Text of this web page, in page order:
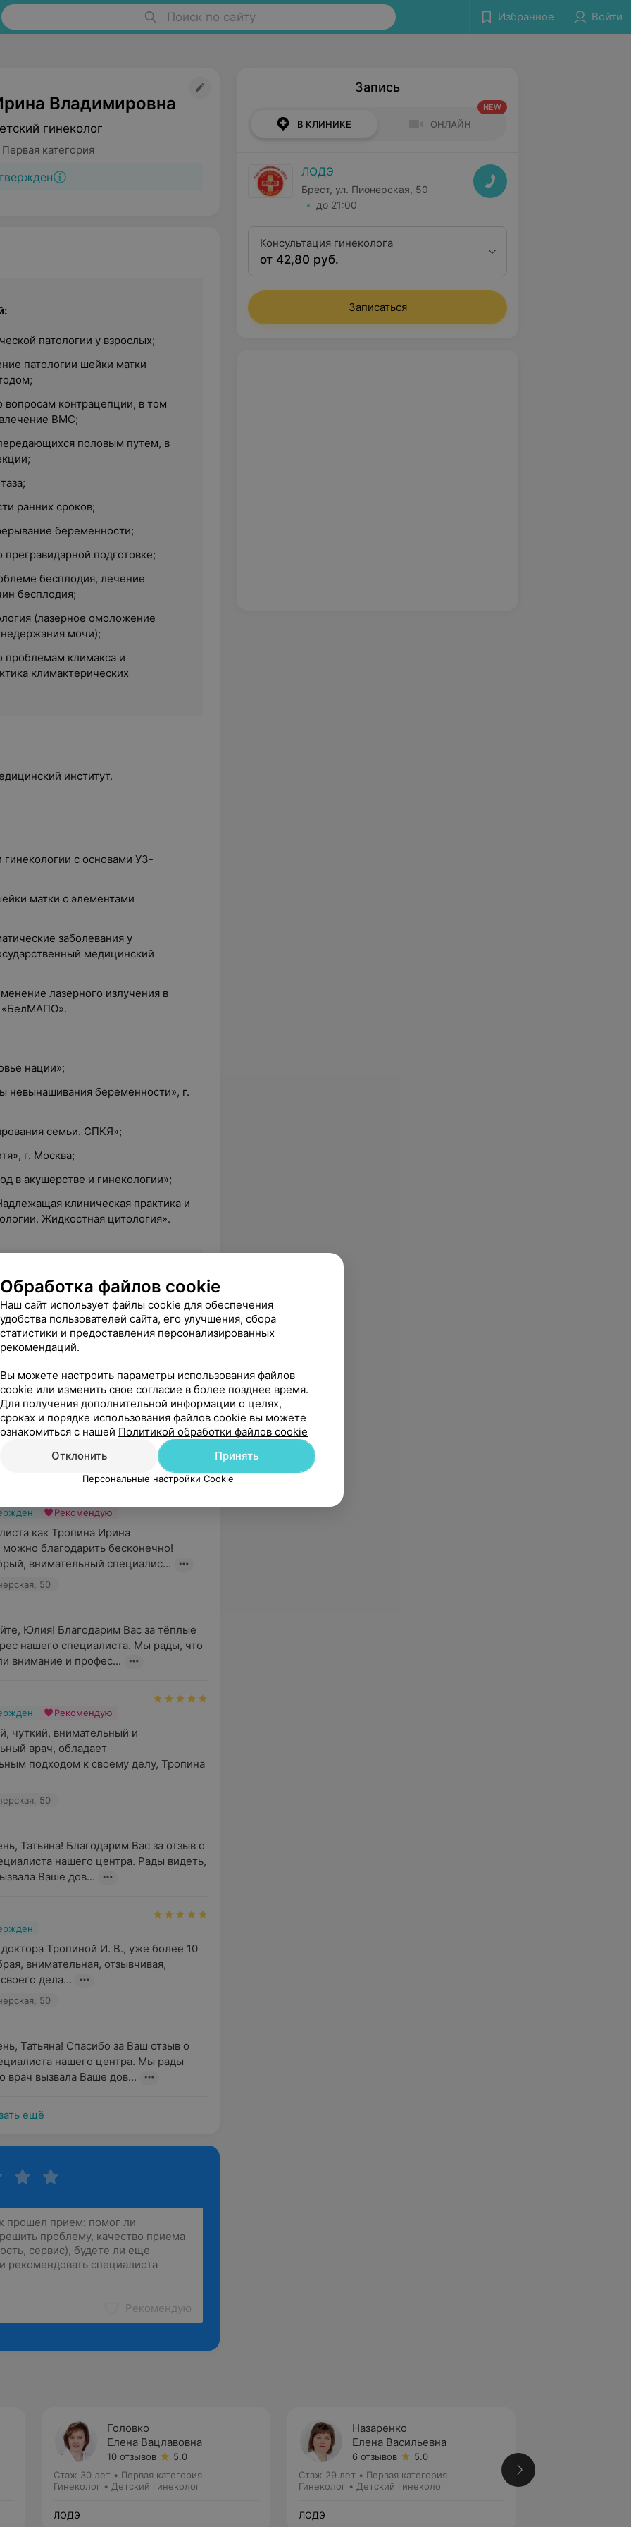
Поиск по сайту Избранное Войти
Владимировна
гинеколог
категория
патологии у взрослых;
патологии шейки матки
вопросам контрацепции, в том
ВМС;
половым путем, в
ранних сроков;
беременности;
прегравидарной подготовке;
бесплодия, лечение
бесплодия;
(лазерное омоложение
мочи);
проблемам климакса и
климактерических
институт.
гинекологии с основами УЗ-
матки с элементами
заболевания у
медицинский
лазерного излучения в
«БелМАПО».
нации»;
невынашивания беременности», г.
семьи. СПКЯ»;
г. Москва;
в акушерстве и гинекологии»;
клиническая практика и
Жидкостная цитология».
с применением
График работы врача
медицинского центра,
необходимо уточнять в
4.9 ЛОДЭ, ул. Пионерская, 50
Рекомендую
как Тропина Ирина
благодарить бесконечно!
внимательный специалис...
50
Юлия! Благодарим Вас за тёплые
нашего специалиста. Мы рады, что
внимание и профес...
Рекомендую
чуткий, внимательный и
врач, обладает
подходом к своему делу, Тропина
50
Татьяна! Благодарим Вас за отзыв о
нашего центра. Рады видеть,
Ваше дов...
Тропиной И. В., уже более 10
внимательная, отзывчивая,
дела...
50
Татьяна! Спасибо за Ваш отзыв о
нашего центра. Мы рады
врач вызвала Ваше дов...
ещё
Рекомендую
Запись
В КЛИНИКЕ ОНЛАЙН
NEW
ЛОДЭ
Брест, ул. Пионерская, 50
до 21:00
Консультация гинеколога
от 42,80 руб.
Записаться
Головко
Елена Вацлавовна
10 отзывов
5.0
Стаж 30 лет • Первая категория
Гинеколог • Детский гинеколог
ЛОДЭ
Назаренко
Елена Васильевна
6 отзывов
5.0
Стаж 29 лет • Первая категория
Гинеколог • Детский гинеколог
ЛОДЭ
Обработка файлов cookie
Наш сайт использует файлы cookie для обеспечения
удобства пользователей сайта, его улучшения, сбора
статистики и предоставления персонализированных
рекомендаций.
Вы можете настроить параметры использования файлов
cookie или изменить свое согласие в более позднее время.
Для получения дополнительной информации о целях,
сроках и порядке использования файлов cookie вы можете
ознакомиться с нашей Политикой обработки файлов cookie
Отклонить
Принять
Персональные настройки Cookie